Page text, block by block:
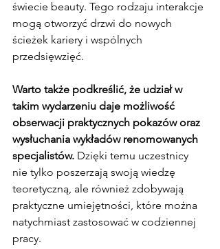
świecie beauty. Tego rodzaju interakcje
mogą otworzyć drzwi do nowych
ścieżek kariery i wspólnych
przedsięwzięć.
Warto także podkreślić, że udział w
takim wydarzeniu daje możliwość
obserwacji praktycznych pokazów oraz
wysłuchania wykładów renomowanych
specjalistów. Dzięki temu uczestnicy
nie tylko poszerzają swoją wiedzę
teoretyczną, ale również zdobywają
praktyczne umiejętności, które można
natychmiast zastosować w codziennej
pracy.